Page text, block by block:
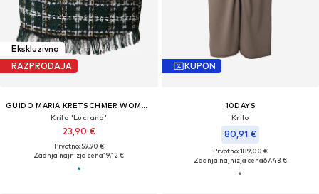
Ekskluzivno
RAZPRODAJA
GUIDO MARIA KRETSCHMER WOMEN
Krilo 'Luciana'
23,90 €
Prvotno: 59,90 €
Zadnja najnižja cena19,12 €
KUPON
10DAYS
Krilo
80,91 €
Prvotno: 189,00 €
Zadnja najnižja cena67,43 €